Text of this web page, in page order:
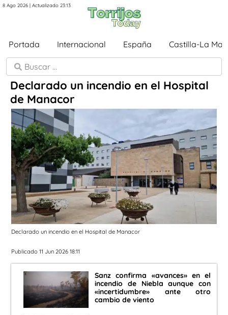
8 Ago 2026 | Actualizado 23:13
Portada Internacional España Castilla-La
Declarado un incendio en el Hospital
de Manacor
Declarado un incendio en el Hospital de Manacor
Publicado 11 Jun 2026 18:11
Sanz confirma «avances» en el
incendio de Niebla aunque con
«incertidumbre» ante otro
cambio de viento